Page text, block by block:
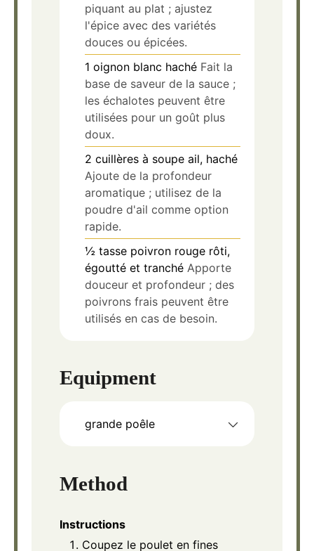
piquant au plat ; ajustez
l'épice avec des variétés
douces ou épicées.
1 oignon blanc haché Fait la
base de saveur de la sauce ;
les échalotes peuvent être
utilisées pour un goût plus
doux.
2 cuillères à soupe ail, haché
Ajoute de la profondeur
aromatique ; utilisez de la
poudre d'ail comme option
rapide.
½ tasse poivron rouge rôti,
égoutté et tranché Apporte
douceur et profondeur ; des
poivrons frais peuvent être
utilisés en cas de besoin.
Equipment
grande poêle
Method
Instructions
Coupez le poulet en fines